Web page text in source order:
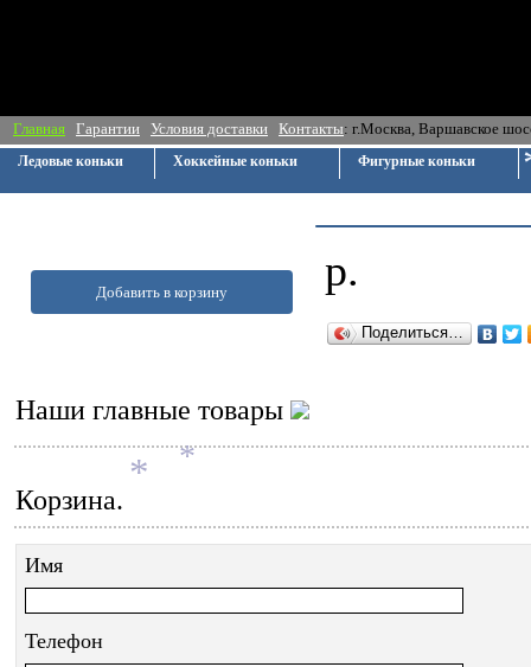
Главная Гарантии Условия доставки Контакты: г.Москва,
Ледовые коньки Хоккейные коньки Фигурные коньки
Добавить в корзину р.
Поделиться…
Наши главные товары
Корзина.
Имя
Телефон